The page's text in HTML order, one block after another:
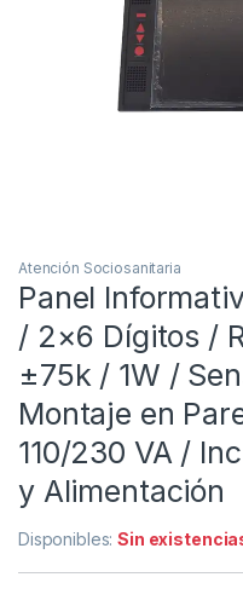
Atención Sociosanitaria
Panel
/ 2×6 Dígitos /
±75k / 1W /
Montaje en
110/230 VA /
y Alimentación
Disponibles:Sin